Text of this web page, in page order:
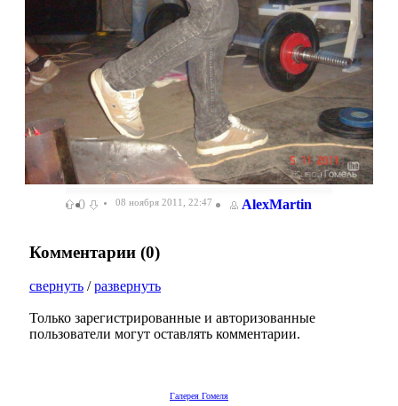
0 08 ноября 2011, 22:47 AlexMartin
Комментарии (0)
свернуть /развернуть
Только зарегистрированные и авторизованные
пользователи могут оставлять комментарии.
Галерея Гомеля